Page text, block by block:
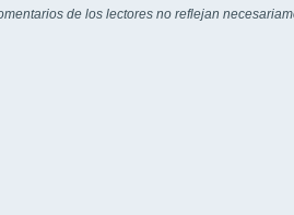
de los lectores no reflejan